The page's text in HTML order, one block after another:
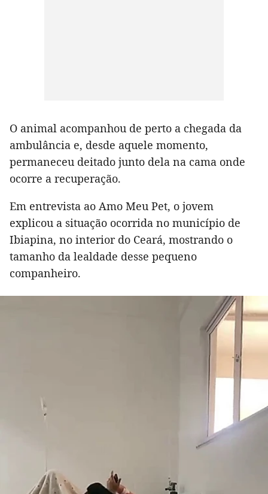
O animal acompanhou de perto a chegada da
ambulância e, desde aquele momento,
permaneceu deitado junto dela na cama onde
ocorre a recuperação.
Em entrevista ao Amo Meu Pet, o jovem
explicou a situação ocorrida no município de
Ibiapina, no interior do Ceará, mostrando o
tamanho da lealdade desse pequeno
companheiro.